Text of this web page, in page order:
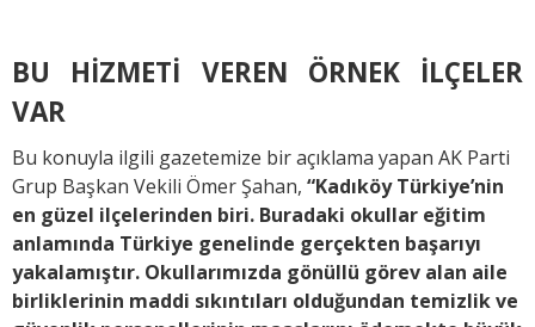
BU HİZMETİ VEREN ÖRNEK İLÇELER
VAR
Bu konuyla ilgili gazetemize bir açıklama yapan AK Parti
Grup Başkan Vekili Ömer Şahan, “Kadıköy Türkiye’nin
en güzel ilçelerinden biri. Buradaki okullar eğitim
anlamında Türkiye genelinde gerçekten başarıyı
yakalamıştır. Okullarımızda gönüllü görev alan aile
birliklerinin maddi sıkıntıları olduğundan temizlik ve